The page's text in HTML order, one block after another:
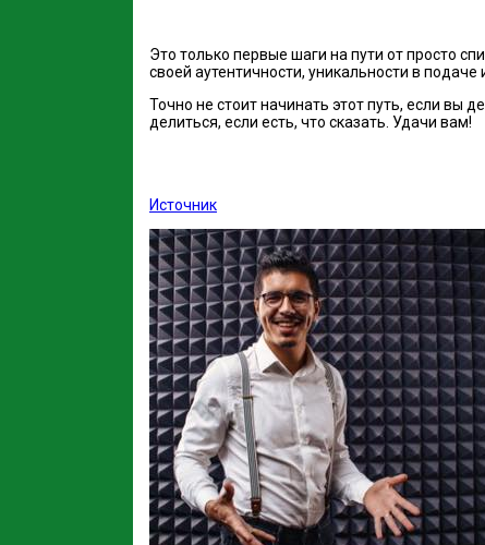
Это только первые шаги на пути от просто
своей аутентичности, уникальности в
Точно не стоит начинать этот путь, если вы
делиться, если есть, что сказать. Удачи вам!
Источник